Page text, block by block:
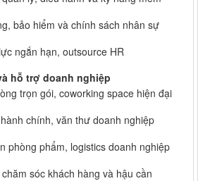
bảo hiểm và chính sách nhân sự
ngắn hạn, outsource HR
hỗ trợ doanh nghiệp
trọn gói, coworking space hiện đại
chính, văn thư doanh nghiệp
phòng phẩm, logistics doanh nghiệp
sóc khách hàng và hậu cần